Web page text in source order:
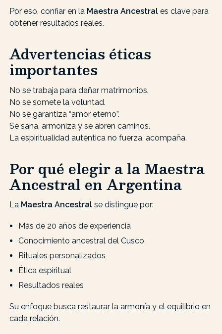
Por eso, confiar en la Maestra Ancestral es clave para
obtener resultados reales.
Advertencias éticas
importantes
No se trabaja para dañar matrimonios.
No se somete la voluntad.
No se garantiza “amor eterno”.
Se sana, armoniza y se abren caminos.
La espiritualidad auténtica no fuerza, acompaña.
Por qué elegir a la Maestra
Ancestral en Argentina
La Maestra Ancestral se distingue por:
Más de 20 años de experiencia
Conocimiento ancestral del Cusco
Rituales personalizados
Ética espiritual
Resultados reales
Su enfoque busca restaurar la armonía y el equilibrio en
cada relación.